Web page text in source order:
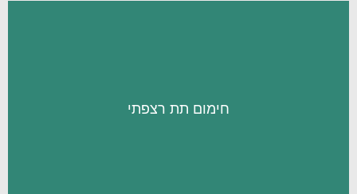
חימום תת רצפתי